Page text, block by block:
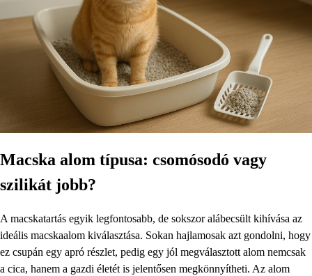
Macska alom típusa: csomósodó vagy
szilikát jobb?
A macskatartás egyik legfontosabb, de sokszor alábecsült kihívása az
ideális macskaalom kiválasztása. Sokan hajlamosak azt gondolni, hogy
ez csupán egy apró részlet, pedig egy jól megválasztott alom nemcsak
a cica, hanem a gazdi életét is jelentősen megkönnyítheti. Az alom